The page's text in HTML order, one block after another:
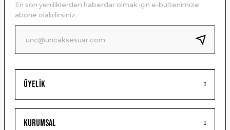
Ürün bilgilerinde hatalar bulunuyor.
Ürün fiyatı diğer sitelerden daha pahalı.
Bu ürüne benzer farklı alternatifler olmalı.
Gönder
Üyelik
Kurumsal
En son yeniliklerden haberdar olmak için e-bültenimize
abone olabilirsiniz.